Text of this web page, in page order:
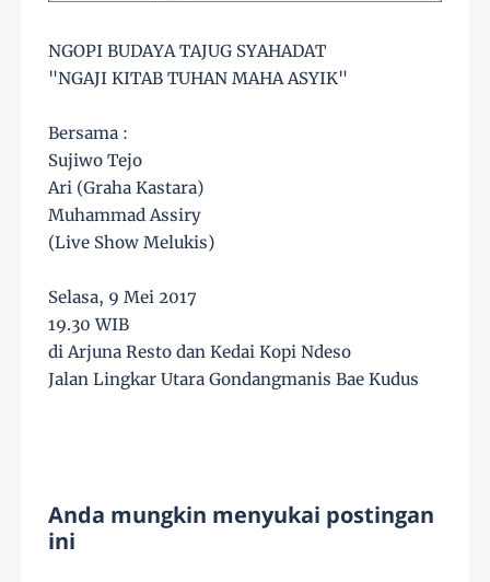
NGOPI BUDAYA TAJUG SYAHADAT
"NGAJI KITAB TUHAN MAHA ASYIK"
Bersama :
Sujiwo Tejo
Ari (Graha Kastara)
Muhammad Assiry
(Live Show Melukis)
Selasa, 9 Mei 2017
19.30 WIB
di Arjuna Resto dan Kedai Kopi Ndeso
Jalan Lingkar Utara Gondangmanis Bae Kudus
Anda mungkin menyukai postingan
ini